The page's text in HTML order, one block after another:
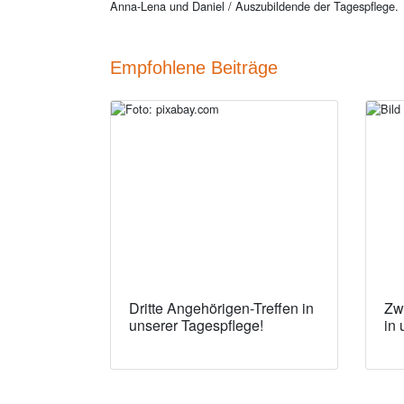
Anna-Lena und Daniel / Auszubildende der Tagespflege.
Empfohlene Beiträge
Dritte Angehörigen-Treffen in
unserer Tagespflege!
in